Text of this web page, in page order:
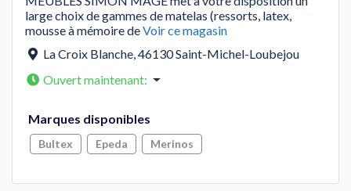
large choix de gammes de matelas (ressorts, latex,
mousse à mémoire deVoir ce magasin
La Croix Blanche,46130Saint-Michel-Loubejou
Ouvert maintenant:
Marques disponibles
Bultex Epeda Merinos